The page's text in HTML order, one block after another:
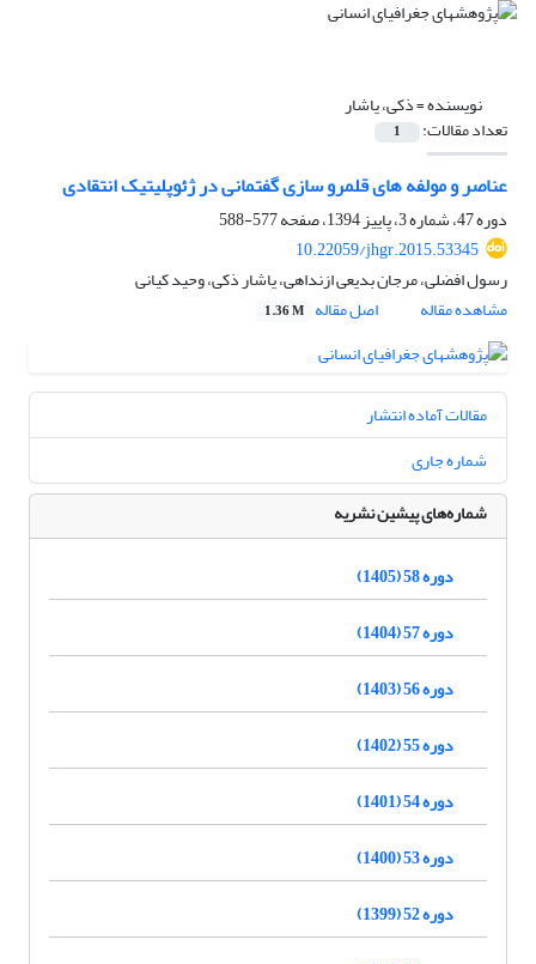
نویسنده =ذکی، یاشار
تعداد مقالات: 1
عناصر و مولفه های قلمرو سازی گفتمانی در ژئوپلیتیک انتقادی
دوره 47، شماره 3، پاییز 1394، صفحه
577-588
10.22059/jhgr.2015.53345
رسول افضلی، مرجان بدیعی ازنداهی، یاشار ذکی، وحید کیانی
مشاهده مقاله
اصل مقاله 1.36 M
مقالات آماده انتشار
شماره جاری
شماره‌های پیشین نشریه
دوره 58 (1405)
دوره 57 (1404)
دوره 56 (1403)
دوره 55 (1402)
دوره 54 (1401)
دوره 53 (1400)
دوره 52 (1399)